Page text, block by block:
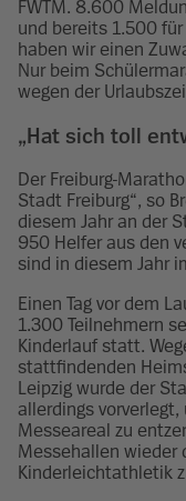
FWTM. 8.600
und bereits 1.500
haben wir einen
Nur beim
wegen der
„Hat sich toll
Der Freiburg-
Stadt Freiburg“, so
diesem Jahr an der
950 Helfer aus den
sind in diesem Jahr
Einen Tag vor dem
1.300 Teilnehmern
Kinderlauf statt.
stattfindenden
Leipzig wurde der
allerdings
Messeareal zu
Messehallen wieder
Kinderleichtathletik